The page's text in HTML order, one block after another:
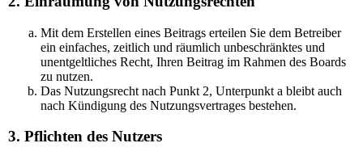
Mit dem Erstellen eines Beitrags erteilen Sie dem Betreiber
ein einfaches, zeitlich und räumlich unbeschränktes und
unentgeltliches Recht, Ihren Beitrag im Rahmen des Boards
zu nutzen.
Das Nutzungsrecht nach Punkt 2, Unterpunkt a bleibt auch
nach Kündigung des Nutzungsvertrages bestehen.
3. Pflichten des Nutzers